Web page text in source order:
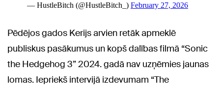
Pēdējos gados Kerijs arvien retāk apmeklē
publiskus pasākumus un kopš dalības filmā “Sonic
the Hedgehog 3” 2024. gadā nav uzņēmies jaunas
lomas. Iepriekš intervijā izdevumam “The